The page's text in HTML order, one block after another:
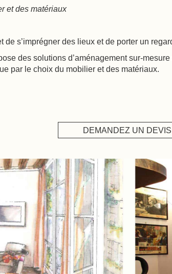
et des matériaux
de s’imprégner des lieux et de porter un
des solutions d’aménagement sur-
par le choix du mobilier et des matériaux.
DEMANDEZ UN DEVIS